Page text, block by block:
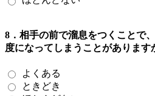
8．相手の前で溜息をつくことで
度になってしまうことがあります
よくある
ときどき